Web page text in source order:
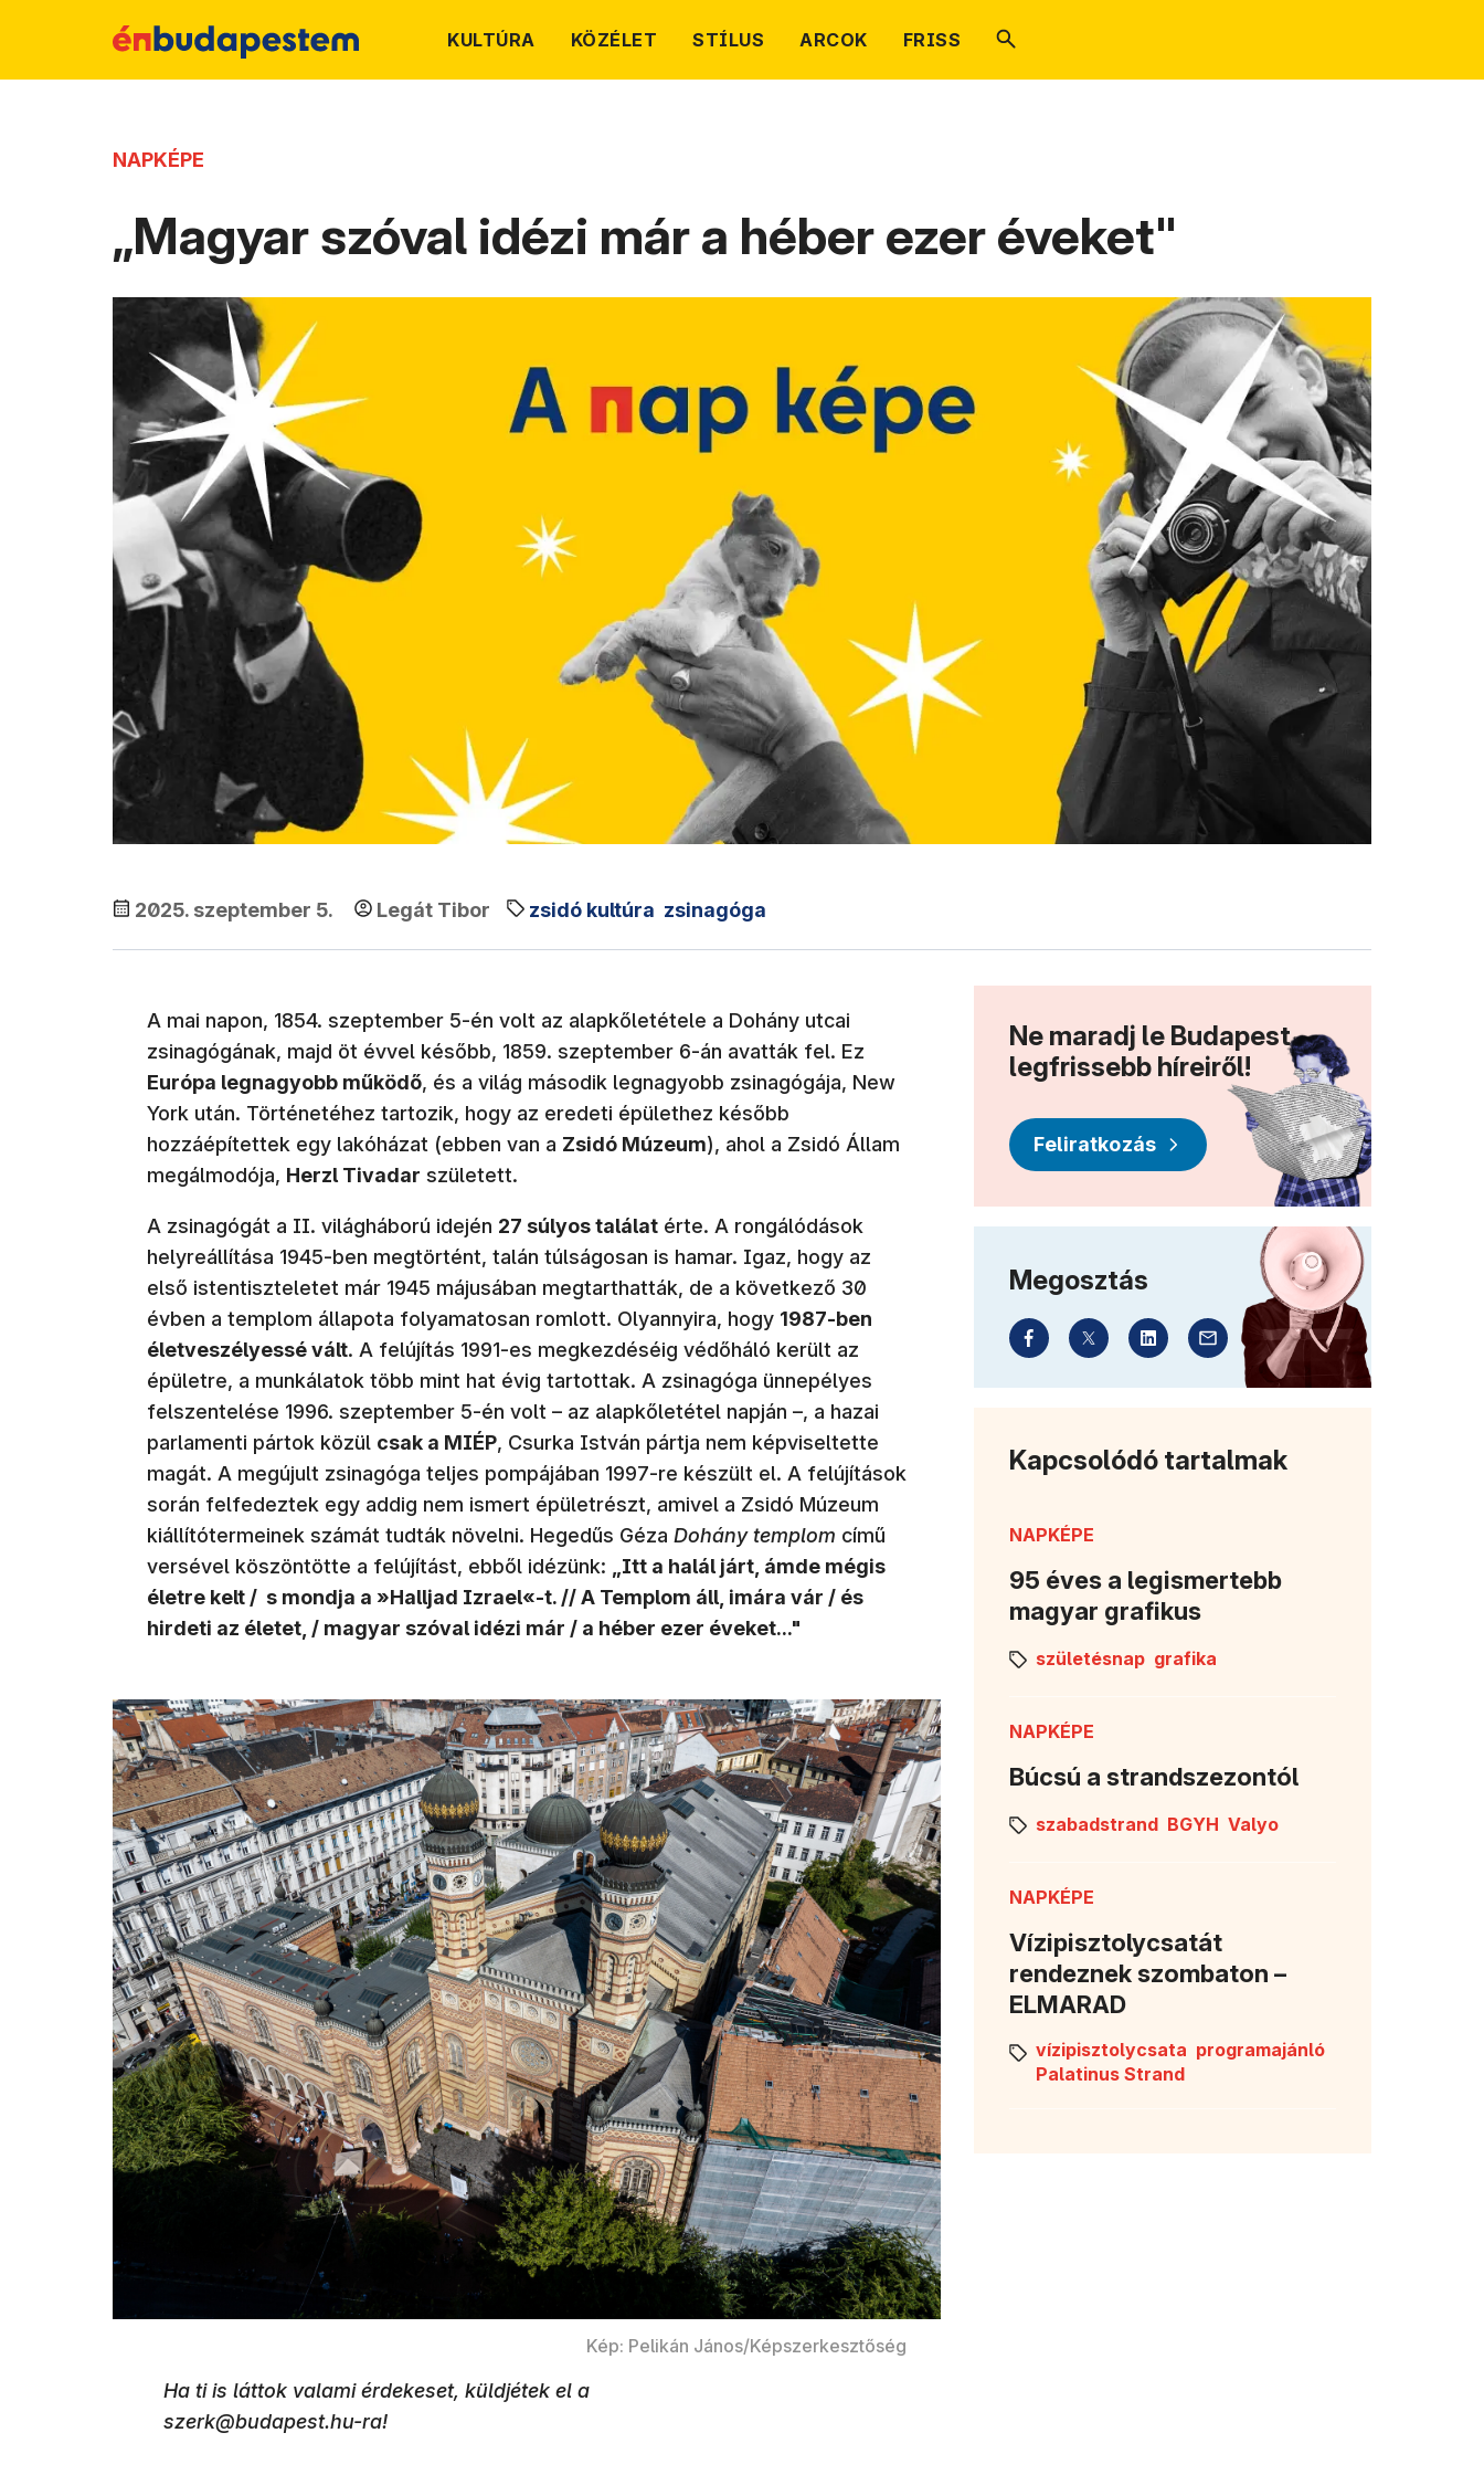
KULTÚRA KÖZÉLET STÍLUS ARCOK FRISS
NAPKÉPE
„Magyar szóval idézi már a héber ezer éveket"
2025. szeptember 5. Legát Tibor zsidó kultúra zsinagóga
A mai napon, 1854. szeptember 5-én volt az alapkőletétele a Dohány utcai
zsinagógának, majd öt évvel később, 1859. szeptember 6-án avatták fel. Ez
Európa legnagyobb működő, és a világ második legnagyobb zsinagógája, New
York után. Történetéhez tartozik, hogy az eredeti épülethez később
hozzáépítettek egy lakóházat (ebben van a Zsidó Múzeum), ahol a Zsidó Állam
megálmodója, Herzl Tivadar született.
A zsinagógát a II. világháború idején 27 súlyos találat érte. A rongálódások
helyreállítása 1945-ben megtörtént, talán túlságosan is hamar. Igaz, hogy az
első istentiszteletet már 1945 májusában megtarthatták, de a következő 30
évben a templom állapota folyamatosan romlott. Olyannyira, hogy 1987-ben
életveszélyessé vált. A felújítás 1991-es megkezdéséig védőháló került az
épületre, a munkálatok több mint hat évig tartottak. A zsinagóga ünnepélyes
felszentelése 1996. szeptember 5-én volt – az alapkőletétel napján –, a hazai
parlamenti pártok közül csak a MIÉP, Csurka István pártja nem képviseltette
magát. A megújult zsinagóga teljes pompájában 1997-re készült el. A felújítások
során felfedeztek egy addig nem ismert épületrészt, amivel a Zsidó Múzeum
kiállítótermeinek számát tudták növelni. Hegedűs Géza Dohány templom című
versével köszöntötte a felújítást, ebből idézünk:
„Itt a halál járt, ámde mégis
életre kelt / s mondja a »Halljad Izrael«-t. // A Templom áll, imára vár / és
hirdeti az életet, / magyar szóval idézi már / a héber ezer éveket..."
Kép: Pelikán János/Képszerkesztőség
Ha ti is láttok valami érdekeset, küldjétek el a
szerk@budapest.hu-ra!
Ne maradj le Budapest
legfrissebb híreiről!
Feliratkozás
Megosztás
Kapcsolódó tartalmak
NAPKÉPE
95 éves a legismertebb
magyar grafikus
születésnap grafika
NAPKÉPE
Búcsú a strandszezontól
szabadstrand BGYH Valyo
NAPKÉPE
Vízipisztolycsatát
rendeznek szombaton –
ELMARAD
vízipisztolycsata programajánló
Palatinus Strand